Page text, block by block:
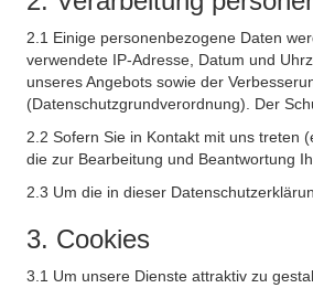
2.1 Einige personenbezogene Daten
verwendete IP-Adresse, Datum und
unseres Angebots sowie der
(Datenschutzgrundverordnung). Der
2.2 Sofern Sie in Kontakt mit uns treten
die zur Bearbeitung und Beantwortung
2.3 Um die in dieser
3. Cookies
3.1 Um unsere Dienste attraktiv zu